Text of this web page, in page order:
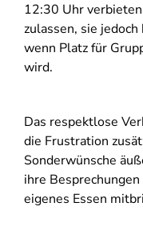
12:30 Uhr
zulassen, sie
wenn Platz für
wird.
Das respektlose
die Frustration
Sonderwünsche
ihre
eigenes Essen